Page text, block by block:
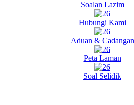
Soalan Lazim
Hubungi Kami
Aduan & Cadangan
Peta Laman
Soal Selidik